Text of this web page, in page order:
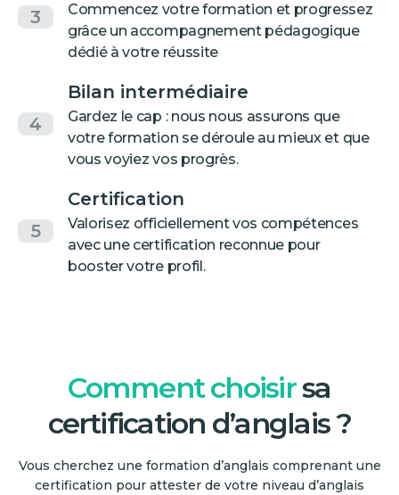
3
Commencez votre formation et progressez
grâce un accompagnement pédagogique
dédié à votre réussite
4
Bilan intermédiaire
Gardez le cap : nous nous assurons que
votre formation se déroule au mieux et que
vous voyiez vos progrès.
5
Certification
Valorisez officiellement vos compétences
avec une certification reconnue pour
booster votre profil.
Comment choisirsa
certification d’anglais ?
Vous cherchez une formation d’anglais comprenant une
certification pour attester de votre niveau d’anglais